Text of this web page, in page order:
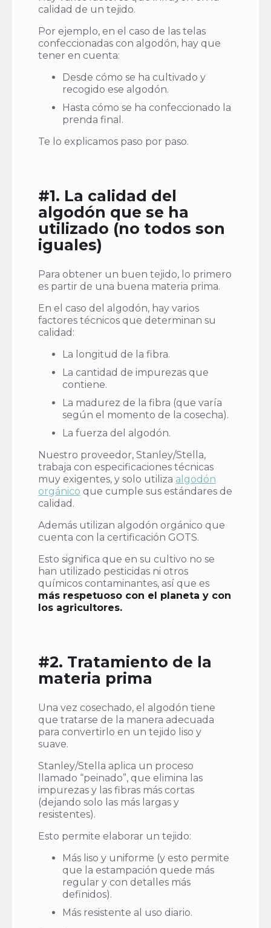
calidad de un tejido.
Por ejemplo, en el caso de las telas
confeccionadas con algodón, hay que
tener en cuenta:
Desde cómo se ha cultivado y
recogido ese algodón.
Hasta cómo se ha confeccionado la
prenda final.
Te lo explicamos paso por paso.
#1. La calidad del
algodón que se ha
utilizado (no todos son
iguales)
Para obtener un buen tejido, lo primero
es partir de una buena materia prima.
En el caso del algodón, hay varios
factores técnicos que determinan su
calidad:
La longitud de la fibra.
La cantidad de impurezas que
contiene.
La madurez de la fibra (que varía
según el momento de la cosecha).
La fuerza del algodón.
Nuestro proveedor, Stanley/Stella,
trabaja con especificaciones técnicas
muy exigentes, y solo utiliza algodón
orgánico que cumple sus estándares de
calidad.
Además utilizan algodón orgánico que
cuenta con la certificación GOTS.
Esto significa que en su cultivo no se
han utilizado pesticidas ni otros
químicos contaminantes, así que es
más respetuoso con el planeta y con
los agricultores.
#2. Tratamiento de la
materia prima
Una vez cosechado, el algodón tiene
que tratarse de la manera adecuada
para convertirlo en un tejido liso y
suave.
Stanley/Stella aplica un proceso
llamado “peinado”, que elimina las
impurezas y las fibras más cortas
(dejando solo las más largas y
resistentes).
Esto permite elaborar un tejido:
Más liso y uniforme (y esto permite
que la estampación quede más
regular y con detalles más
definidos).
Más resistente al uso diario.